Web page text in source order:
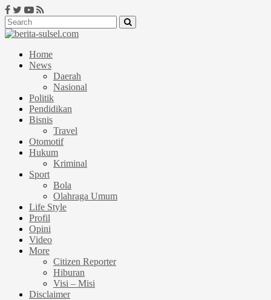
Home
News
Daerah
Nasional
Politik
Pendidikan
Bisnis
Travel
Otomotif
Hukum
Kriminal
Sport
Bola
Olahraga Umum
Life Style
Profil
Opini
Video
More
Citizen Reporter
Hiburan
Visi – Misi
Disclaimer